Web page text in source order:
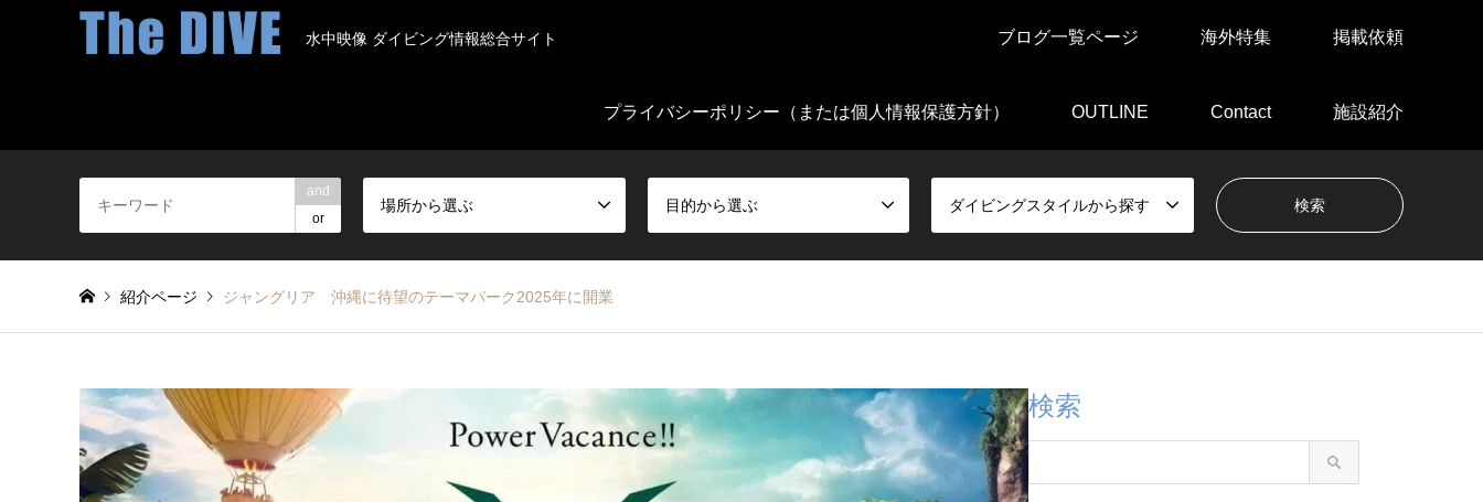
水中映像 ダイビング情報総合サイト ブログ一覧ページ 海外特集 掲載依頼
プライバシーポリシー（または個人情報保護方針） OUTLINE Contact 施設紹介
and
or
場所から選ぶ 目的から選ぶ ダイビングスタイルから探す
紹介ページ ジャングリア 沖縄に待望のテーマパーク2025年に開業
検索